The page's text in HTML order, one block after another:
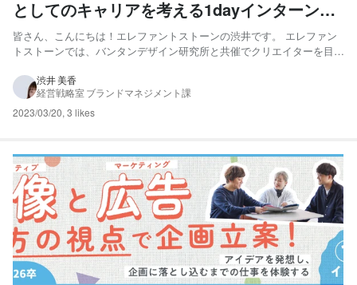
としてのキャリアを考える1dayインターンを
開催しました！
皆さん、こんにちは！エレファントストーンの渋井です。 エレファン
トストーンでは、バンタンデザイン研究所と共催でクリエイターを目指
た！ クリエイターと聞くと“映像”や“デザイン”等をつくる人をイメージ
しやすいと思います。 しかし、そうした解釈に限らない...
渋井 美香
経営戦略室 ブランドマネジメント課
2023/03/20, 3 likes